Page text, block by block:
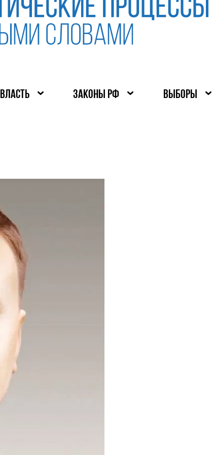
ВЛАСТЬ ЗАКОНЫ РФ ВЫБОРЫ